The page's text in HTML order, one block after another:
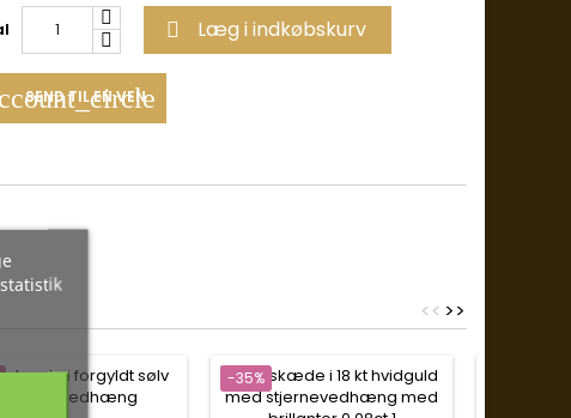
 Læg i indkøbskurv
SEND TIL EN VEN
>>
<<
-35%